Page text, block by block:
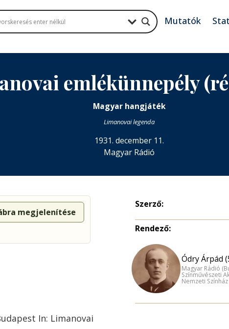
Mutatók Stat
emlékünnepély
Magyar hangjáték
Limanovai legenda
1931. december 11.
Magyar Rádió
megjelenítése
In: Limanovai
Szerző:
Rendező:
Ódry Árpád
Magyar Rádió
Színművészeti
Nemzeti Színház